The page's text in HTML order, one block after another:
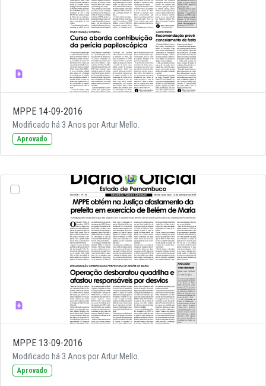
MPPE 14-09-2016
Modificado há 3 Anos por Artur Mello.
Aprovado
MPPE 13-09-2016
Modificado há 3 Anos por Artur Mello.
Aprovado